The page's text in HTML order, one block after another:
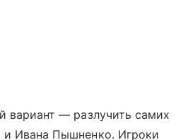
вариант — разлучить самих
Ивана Пышненко. Игроки